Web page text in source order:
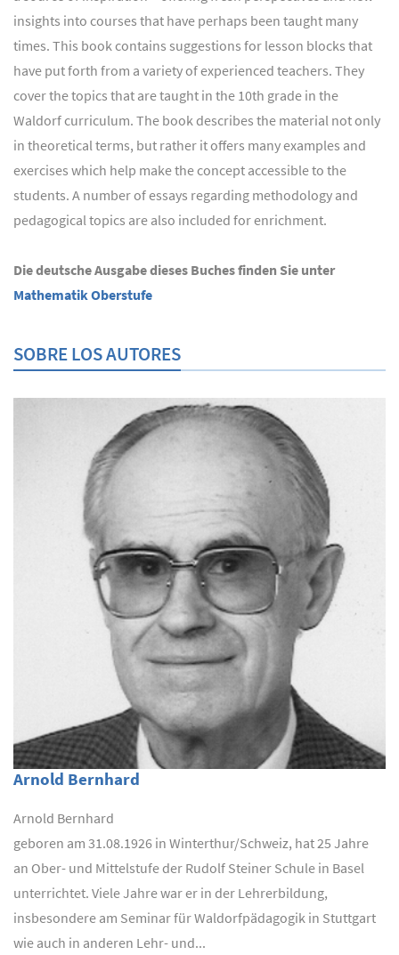
insights into courses that have perhaps been taught many
times. This book contains suggestions for lesson blocks that
have put forth from a variety of experienced teachers. They
cover the topics that are taught in the 10th grade in the
Waldorf curriculum. The book describes the material not only
in theoretical terms, but rather it offers many examples and
exercises which help make the concept accessible to the
students. A number of essays regarding methodology and
pedagogical topics are also included for enrichment.
Die deutsche Ausgabe dieses Buches finden Sie unter
Mathematik Oberstufe
SOBRE LOS AUTORES
Arnold Bernhard
Arnold Bernhard
geboren am 31.08.1926 in Winterthur/Schweiz, hat 25 Jahre
an Ober- und Mittelstufe der Rudolf Steiner Schule in Basel
unterrichtet. Viele Jahre war er in der Lehrerbildung,
insbesondere am Seminar für Waldorfpädagogik in Stuttgart
wie auch in anderen Lehr- und...